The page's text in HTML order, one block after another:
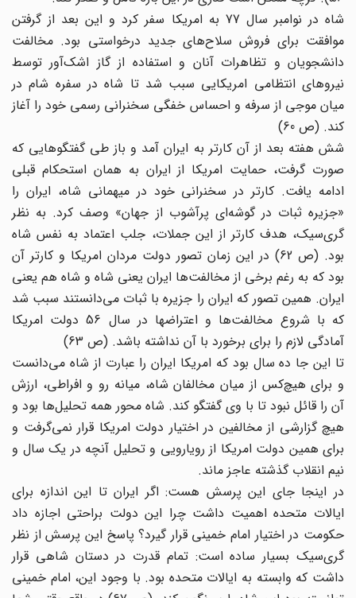
شاه در نوامبر سال 77 به امریکا سفر کرد و این بعد از گرفتن
موافقت برای فروش سلاح‌های جدید درخواستی بود. مخالفت
دانشجویان و تظاهرات آنان و استفاده از گاز اشک‌‌آور توسط
نیروهای انتظامی امریکایی سبب شد تا شاه در سفره شام در
میان موجی از سرفه و احساس خفگی سخنرانی رسمی خود را آغاز
کند. (ص 60)
شش هفته بعد از آن کارتر به ایران آمد و باز طی گفتگوهایی که
صورت گرفت، حمایت امریکا از ایران به همان استحکام قبلی
ادامه یافت. کارتر در سخنرانی خود در میهمانی شاه، ایران را
«جزیره ثبات در گوشه‌ای پرآشوب از جهان» وصف کرد. به نظر
گری‌سیک، هدف کارتر از این جملات، جلب اعتماد به نفس شاه
بود. (ص 62) در این زمان تصور دولت مردان امریکا و کارتر آن
بود که به رغم برخی از مخالفت‌ها ایران یعنی شاه و شاه هم یعنی
ایران. همین تصور که ایران را جزیره با ثبات می‌دانستند سبب شد
که با شروع مخالفت‌ها و اعتراضها در سال 56 دولت امریکا
آمادگی لازم را برای برخورد با ‌آن نداشته باشد. (ص 63)
تا این جا ده سال بود که امریکا ایران را عبارت از شاه می‌دانست
و برای هیچ‌کس از میان مخالفان شاه، میانه رو و افراطی، ارزش
آن را قائل نبود تا با وی گفتگو کند. شاه محور همه تحلیل‌ها بود و
هیچ گزارشی از مخالفین در اختیار دولت امریکا قرار نمی‌گرفت و
برای همین دولت امریکا از رویارویی و تحلیل آنچه در یک سال و
نیم انقلاب گذشته عاجز ماند.
در اینجا جای این پرسش هست: اگر ایران تا این اندازه برای
ایالات متحده اهمیت داشت چرا این دولت براحتی اجازه داد
حکومت در اختیار امام خمینی قرار گیرد؟ پاسخ این پرسش از نظر
گری‌سیک بسیار ساده است: تمام قدرت در دستان شاهی قرار
داشت که وابسته به ایالات متحده بود. با وجود این، امام خمینی